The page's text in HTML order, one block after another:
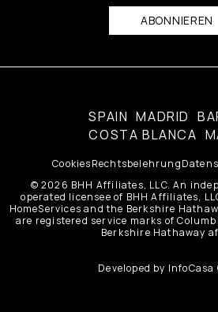
ABONNIEREN
SPAIN MADRID
COSTA BLANCA
CookiesRechtsbelehrung
© 2026 BHH Affiliates, LLC. An
operated licensee of BHH Affiliates,
HomeServices and the Berkshire
are registered service marks of
Berkshire Hathaway
Developed by InfoCasa